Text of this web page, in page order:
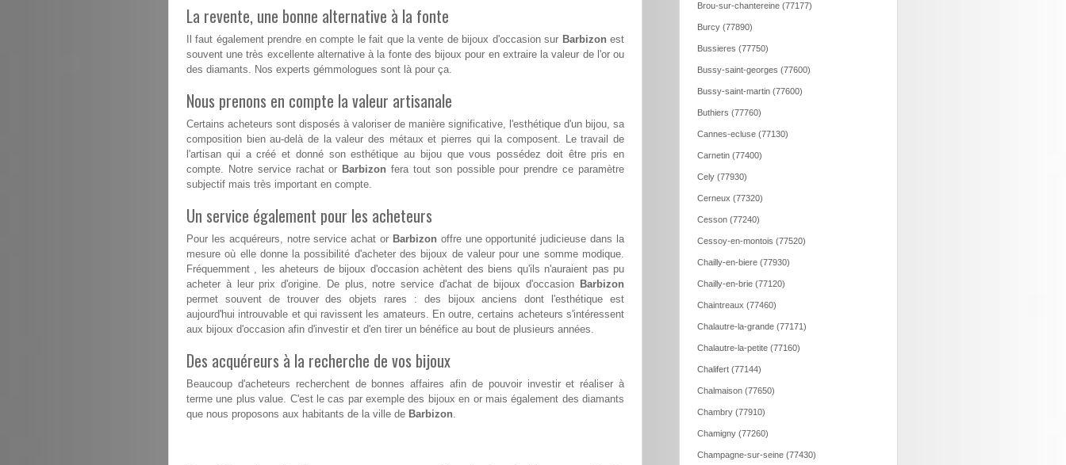
La revente, une bonne alternative à la fonte
Il faut également prendre en compte le fait que la vente de bijoux d'occasion sur Barbizon est
souvent une très excellente alternative à la fonte des bijoux pour en extraire la valeur de l'or ou
des diamants. Nos experts gémmologues sont là pour ça.
Nous prenons en compte la valeur artisanale
Certains acheteurs sont disposés à valoriser de manière significative, l'esthétique d'un bijou, sa
composition bien au-delà de la valeur des métaux et pierres qui la composent. Le travail de
l'artisan qui a créé et donné son esthétique au bijou que vous possédez doit être pris en
compte. Notre service rachat or Barbizon fera tout son possible pour prendre ce paramètre
subjectif mais très important en compte.
Un service également pour les acheteurs
Pour les acquéreurs, notre service achat or Barbizon offre une opportunité judicieuse dans la
mesure où elle donne la possibilité d'acheter des bijoux de valeur pour une somme modique.
Fréquemment , les aheteurs de bijoux d'occasion achètent des biens qu'ils n'auraient pas pu
acheter à leur prix d'origine. De plus, notre service d'achat de bijoux d'occasion Barbizon
permet souvent de trouver des objets rares : des bijoux anciens dont l'esthétique est
aujourd'hui introuvable et qui ravissent les amateurs. En outre, certains acheteurs s'intéressent
aux bijoux d'occasion afin d'investir et d'en tirer un bénéfice au bout de plusieurs années.
Des acquéreurs à la recherche de vos bijoux
Beaucoup d'acheteurs recherchent de bonnes affaires afin de pouvoir investir et réaliser à
terme une plus value. C'est le cas par exemple des bijoux en or mais également des diamants
que nous proposons aux habitants de la ville de Barbizon
Brou-sur-chantereine (77177)
Burcy (77890)
Bussieres (77750)
Bussy-saint-georges (77600)
Bussy-saint-martin (77600)
Buthiers (77760)
Cannes-ecluse (77130)
Carnetin (77400)
Cely (77930)
Cerneux (77320)
Cesson (77240)
Cessoy-en-montois (77520)
Chailly-en-biere (77930)
Chailly-en-brie (77120)
Chaintreaux (77460)
Chalautre-la-grande (77171)
Chalautre-la-petite (77160)
Chalifert (77144)
Chalmaison (77650)
Chambry (77910)
Chamigny (77260)
Champagne-sur-seine (77430)